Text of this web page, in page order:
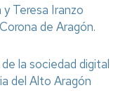
Teresa Iranzo
de Aragón.
la sociedad digital
del Alto Aragón